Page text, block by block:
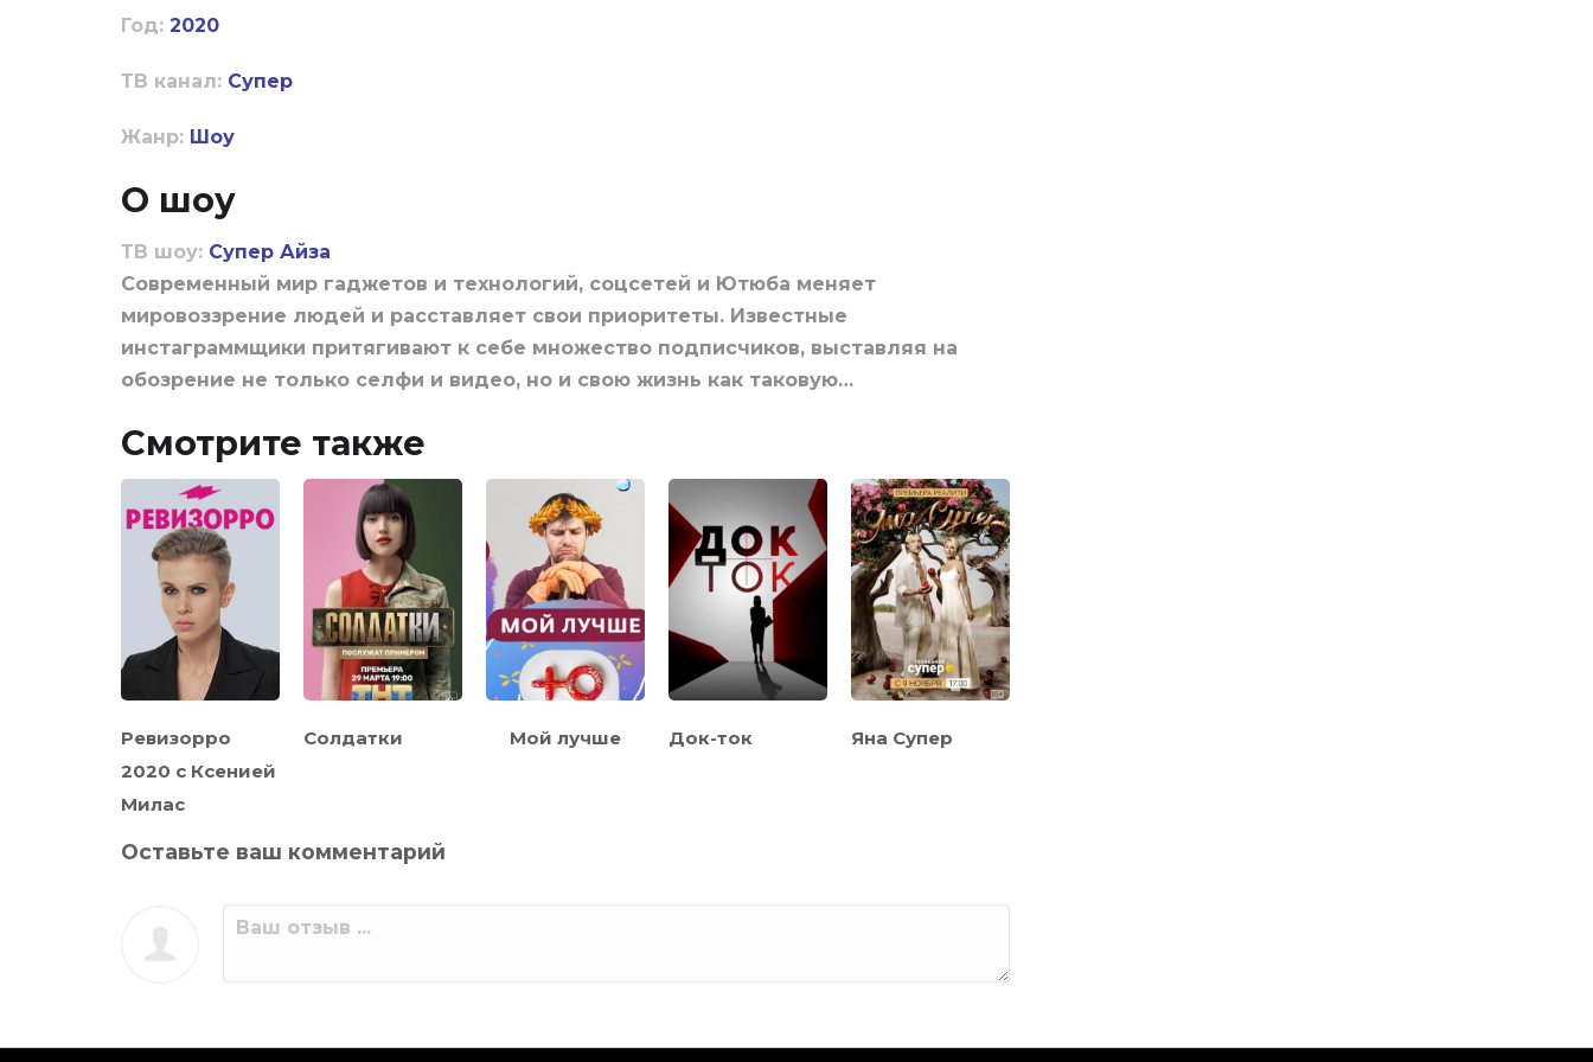
Год: 2020
ТВ канал: Супер
Жанр: Шоу
О шоу
ТВ шоу: Супер Айза
Современный мир гаджетов и технологий, соцсетей и Ютюба меняет
мировоззрение людей и расставляет свои приоритеты. Известные
инстаграммщики притягивают к себе множество подписчиков, выставляя на
обозрение не только селфи и видео, но и свою жизнь как таковую…
Смотрите также
Ревизорро
2020 с Ксенией
Милас
Солдатки Мой лучше Док-ток Яна Супер
Оставьте ваш комментарий